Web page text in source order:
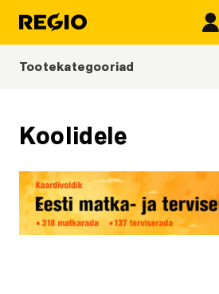
Regio
Koolidele
Tootekategooriad